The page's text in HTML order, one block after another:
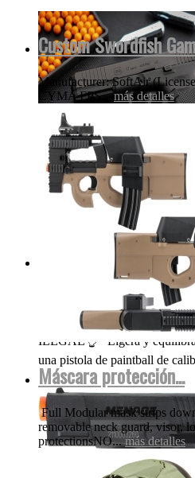
Menace Tippmann
polímero No...
OJO NADA DE
ILEGAL👌 Ligera y
una pistola de paintball de
Custom Swordfish
Manufacturer: SoftAir
CYMA FPS...más detalles
Máscara protección...
Full Modular mask strips
removable neck guard, visor,
protectionsNO...más detalles